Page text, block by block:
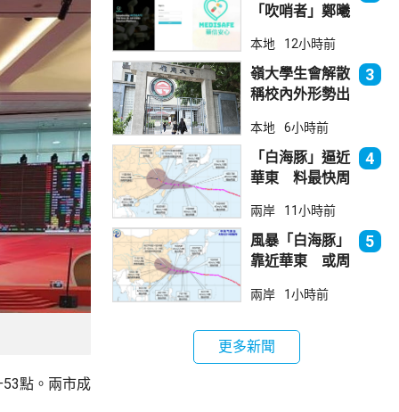
點。兩市成
「吹哨者」鄭曦
進行刑事調查
本地 12小時前
嶺大學生會解散
稱校內外形勢出
3
本地 6小時前
「白海豚」逼近
華東 料最快周
4
兩岸 11小時前
風暴「白海豚」
靠近華東 或周
5
兩岸 1小時前
更多新聞